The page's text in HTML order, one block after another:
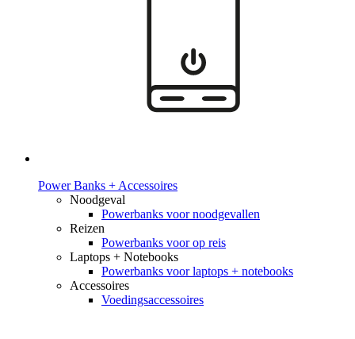
Power Banks + Accessoires
Noodgeval
Powerbanks voor noodgevallen
Reizen
Powerbanks voor op reis
Laptops + Notebooks
Powerbanks voor laptops + notebooks
Accessoires
Voedingsaccessoires